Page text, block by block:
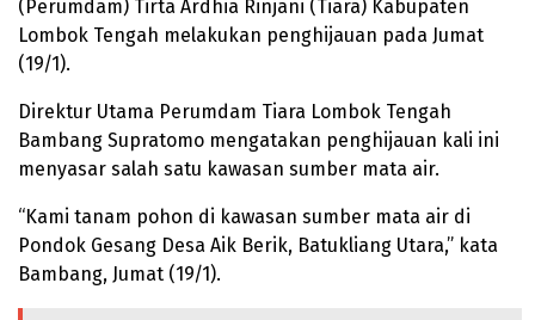
(Perumdam) Tirta Ardhia Rinjani (Tiara) Kabupaten
Lombok Tengah melakukan penghijauan pada Jumat
(19/1).
Direktur Utama Perumdam Tiara Lombok Tengah
Bambang Supratomo mengatakan penghijauan kali ini
menyasar salah satu kawasan sumber mata air.
“Kami tanam pohon di kawasan sumber mata air di
Pondok Gesang Desa Aik Berik, Batukliang Utara,” kata
Bambang, Jumat (19/1).